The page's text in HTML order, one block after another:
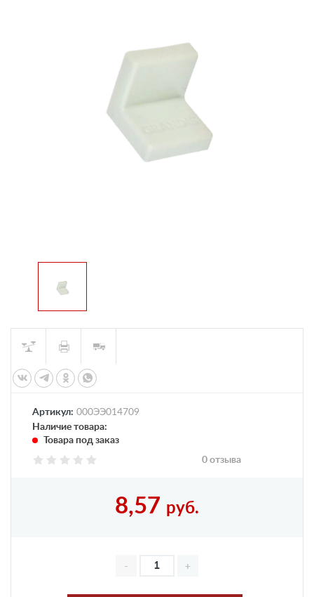
Артикул: 000ЭЭ014709
Наличие товара:
Товара под заказ
0 отзыва
8,57 руб.